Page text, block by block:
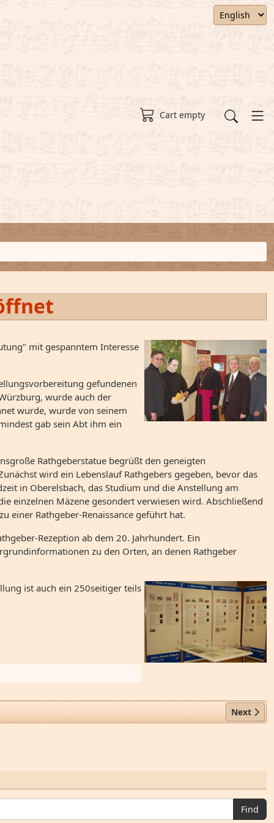
Cart empty
mit gespanntem Interesse
gefundenen
wurde auch der
wurde, wurde von seinem
gab sein Abt ihm ein
Rathgeberstatue begrüßt den geneigten
wird ein Lebenslauf Rathgebers gegeben, bevor das
in Oberelsbach, das Studium und die Anstellung am
einzelnen Mäzene gesondert verwiesen wird. Abschließend
einer Rathgeber-Renaissance geführt hat.
Rezeption ab dem 20. Jahrhundert. Ein
zu den Orten, an denen Rathgeber
ist auch ein 250seitiger teils
Next
Next
Find